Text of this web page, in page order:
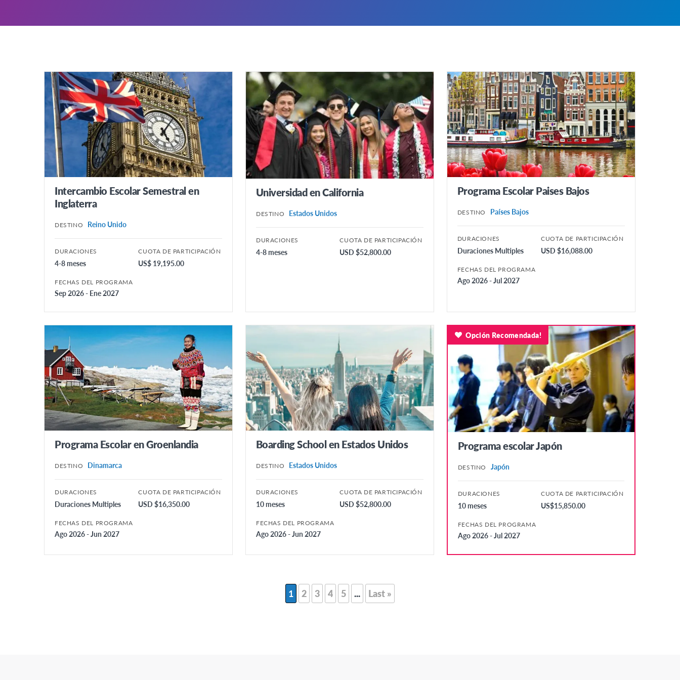
Intercambio Escolar Semestral en
Inglaterra
DESTINO Reino Unido
DURACIONES
4-8 meses
CUOTA DE PARTICIPACIÓN
US$ 19,195.00
FECHAS DEL PROGRAMA
Sep 2026 - Ene 2027
Universidad en California
DESTINO Estados Unidos
DURACIONES
4-8 meses
CUOTA DE PARTICIPACIÓN
USD $52,800.00
Programa Escolar Paises Bajos
DESTINO Países Bajos
DURACIONES
Duraciones Multiples
CUOTA DE PARTICIPACIÓN
USD $16,088.00
FECHAS DEL PROGRAMA
Ago 2026 - Jul 2027
Programa Escolar en Groenlandia
DESTINO Dinamarca
DURACIONES
Duraciones Multiples
CUOTA DE PARTICIPACIÓN
USD $16,350.00
FECHAS DEL PROGRAMA
Ago 2026 - Jun 2027
Boarding School en Estados Unidos
DESTINO Estados Unidos
DURACIONES
10 meses
CUOTA DE PARTICIPACIÓN
USD $52,800.00
FECHAS DEL PROGRAMA
Ago 2026 - Jun 2027
Programa escolar Japón
DESTINO Japón
DURACIONES
10 meses
CUOTA DE PARTICIPACIÓN
US$15,850.00
FECHAS DEL PROGRAMA
Ago 2026 - Jul 2027
Opción Recomendada!
1 2 3 4 5 ... Last »